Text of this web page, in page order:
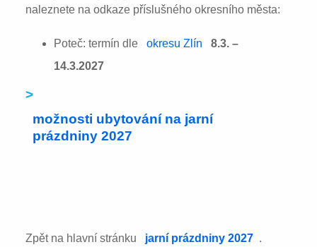
naleznete na odkaze příslušného okresního města:
Poteč: termín dle okresu Zlín
8.3. –
14.3.2027
>
možnosti ubytování na jarní
prázdniny 2027
Zpět na hlavní stránku jarní prázdniny 2027 .